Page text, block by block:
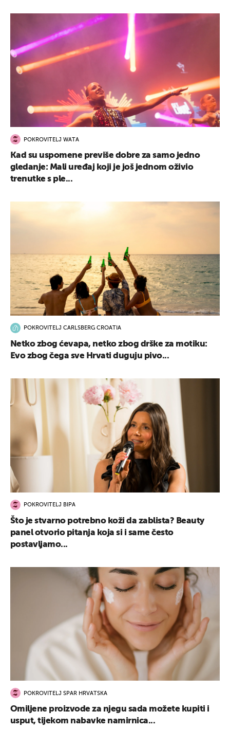
POKROVITELJ WATA
Kad su uspomene previše dobre za samo jedno
gledanje: Mali uređaj koji je još jednom oživio
trenutke s ple...
POKROVITELJ CARLSBERG CROATIA
Netko zbog ćevapa, netko zbog drške za motiku:
Evo zbog čega sve Hrvati duguju pivo...
POKROVITELJ BIPA
Što je stvarno potrebno koži da zablista? Beauty
panel otvorio pitanja koja si i same često
postavljamo...
POKROVITELJ SPAR HRVATSKA
Omiljene proizvode za njegu sada možete kupiti i
usput, tijekom nabavke namirnica...